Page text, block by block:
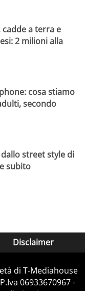
cadde a terra e
2 milioni alla
cosa stiamo
secondo
street style di
subito
Disclaimer
di T-Mediahouse
06933670967 -